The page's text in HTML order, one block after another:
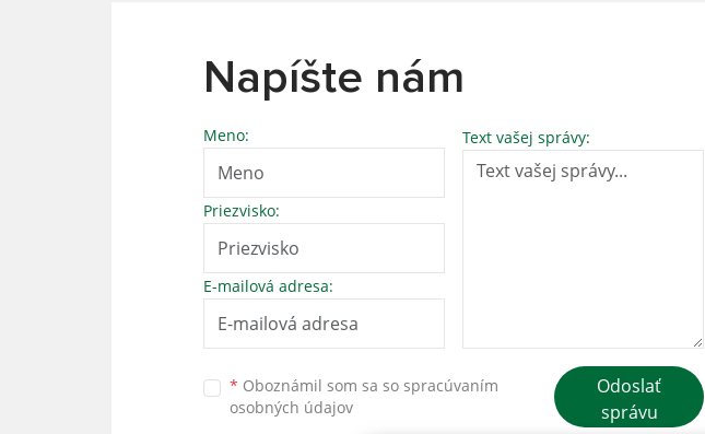
Napíšte nám
Meno:
Priezvisko:
E-mailová adresa:
Text vašej správy:
* Oboznámil som sa so spracúvaním
osobných údajov
Odoslať
správu